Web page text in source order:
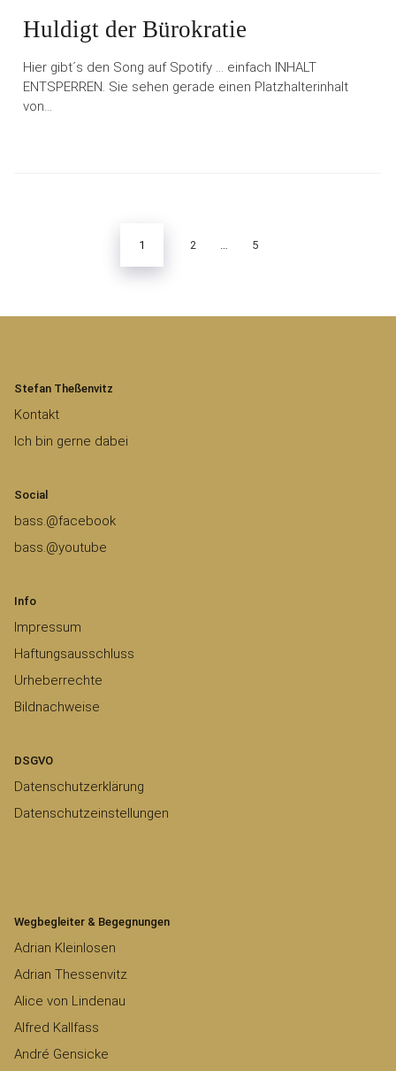
Huldigt der Bürokratie
Hier gibt´s den Song auf Spotify … einfach INHALT
ENTSPERREN. Sie sehen gerade einen Platzhalterinhalt
von…
1 2 5
Stefan Theßenvitz
Kontakt
Ich bin gerne dabei
Social
bass.@facebook
bass.@youtube
Info
Impressum
Haftungsausschluss
Urheberrechte
Bildnachweise
DSGVO
Datenschutzerklärung
Datenschutzeinstellungen
Wegbegleiter & Begegnungen
Adrian Kleinlosen
Adrian Thessenvitz
Alice von Lindenau
Alfred Kallfass
André Gensicke